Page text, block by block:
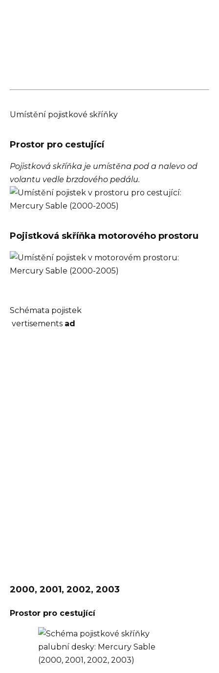
Umístění pojistkové skříňky
Prostor pro cestující
Pojistková skříňka je umístěna pod a nalevo od
volantu vedle brzdového pedálu.
Pojistková skříňka motorového prostoru
Schémata pojistek
vertisements ad
2000, 2001, 2002, 2003
Prostor pro cestující